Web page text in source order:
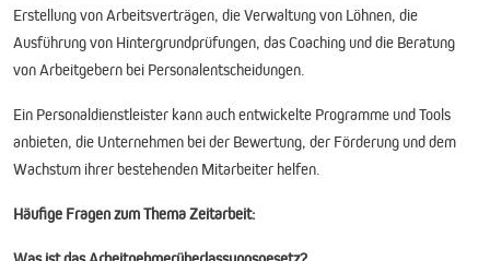
Erstellung von Arbeitsverträgen, die Verwaltung von Löhnen, die
Ausführung von Hintergrundprüfungen, das Coaching und die Beratung
von Arbeitgebern bei Personalentscheidungen.
Ein Personaldienstleister kann auch entwickelte Programme und Tools
anbieten, die Unternehmen bei der Bewertung, der Förderung und dem
Wachstum ihrer bestehenden Mitarbeiter helfen.
Häufige Fragen zum Thema Zeitarbeit: